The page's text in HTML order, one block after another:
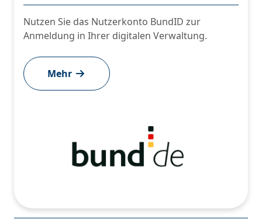
Nutzen Sie das Nutzerkonto BundID zur
Anmeldung in Ihrer digitalen Verwaltung.
Mehr